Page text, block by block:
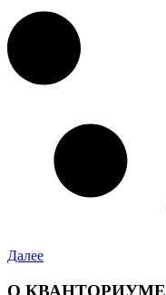
Далее
О КВАНТОРИУМЕ